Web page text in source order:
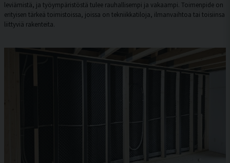
leviämistä, ja työympäristöstä tulee rauhallisempi ja vakaampi. Toimenpide on
erityisen tärkeä toimistoissa, joissa on tekniikkatiloja, ilmanvaihtoa tai toisiinsa
liittyviä rakenteita.